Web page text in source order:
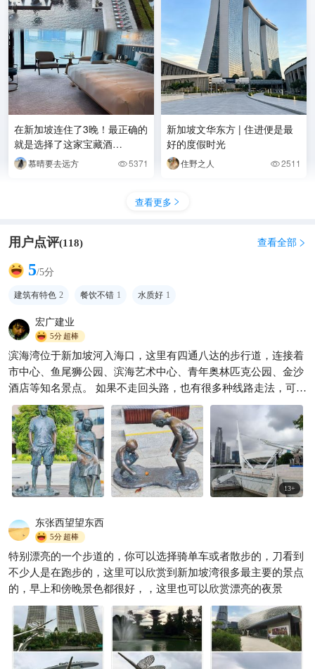
在新加坡连住了3晚！最正确的
就是选择了这家宝藏酒
店！！！
慕晴要去远方 5371
花60亿美金造的酒店，我住进
去了
新加坡文华东方 | 住进便是最
好的度假时光
住野之人 2511
查看更多 
用户点评(118) 查看全部 
5/5分
建筑有特色 2 餐饮不错 1 水质好 1
宏广建业
5分超棒
滨海湾位于新加坡河入海口，这里有四通八达的步行道，连接着
市中心、鱼尾狮公园、滨海艺术中心、青年奥林匹克公园、金沙
酒店等知名景点。 如果不走回头路，也有很多种线路走法，可以
根据自己的出行方式和目的地，选择自己最近最喜欢的线路步行
前往。亲水步道可以让我们尽情享受体验新加坡的人文水景。
13+
东张西望望东西
5分超棒
特别漂亮的一个步道的，你可以选择骑单车或者散步的，刀看到
不少人是在跑步的，这里可以欣赏到新加坡湾很多最主要的景点
的，早上和傍晚景色都很好，，这里也可以欣赏漂亮的夜景